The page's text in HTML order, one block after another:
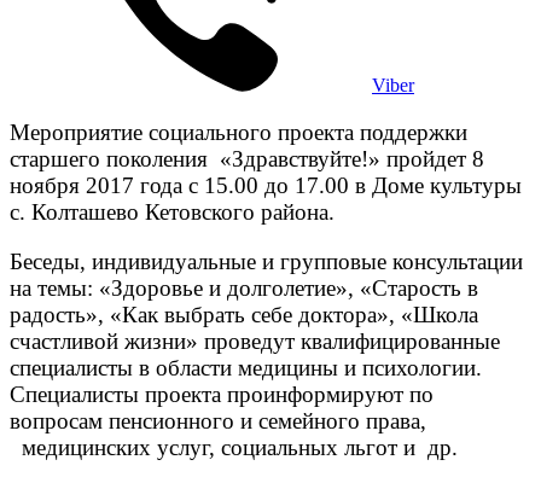
Viber
Мероприятие социального проекта поддержки
старшего поколения «Здравствуйте!» пройдет 8
ноября 2017 года с 15.00 до 17.00 в Доме культуры
с. Колташево Кетовского района.
Беседы, индивидуальные и групповые консультации
на темы: «Здоровье и долголетие», «Старость в
радость», «Как выбрать себе доктора», «Школа
счастливой жизни» проведут квалифицированные
специалисты в области медицины и психологии.
Специалисты проекта проинформируют по
вопросам пенсионного и семейного права,
медицинских услуг, социальных льгот и др.